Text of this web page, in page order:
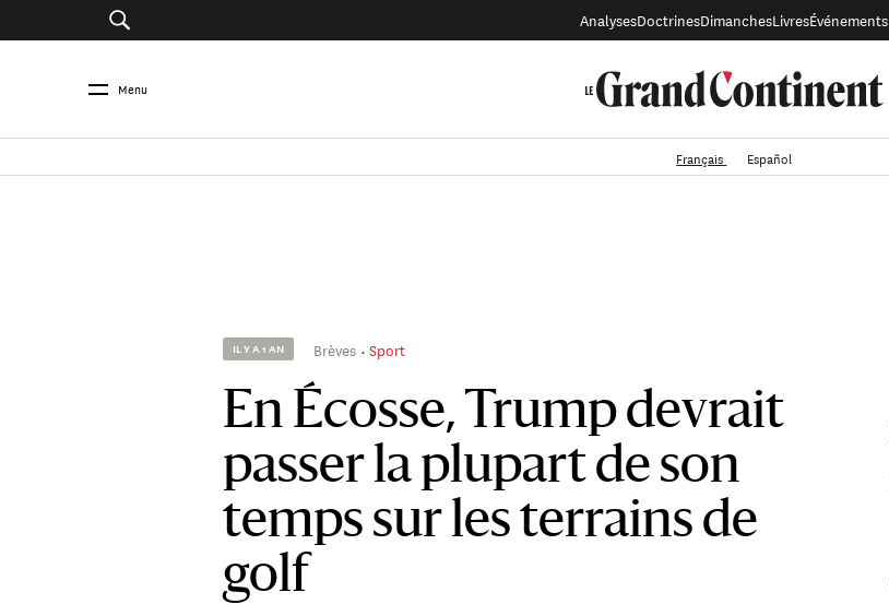
AnalysesDoctrinesDimanchesLivresÉvénements
Menu
Français Español
IL Y A 1 AN Brèves Sport
En Écosse, Trump devrait
passer la plupart de son
temps sur les terrains de
golf